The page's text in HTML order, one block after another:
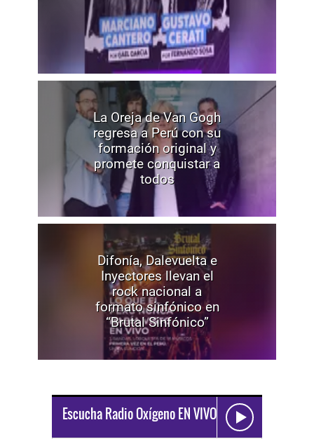
La Oreja de Van Gogh
regresa a Perú con su
formación original y
promete conquistar a
todos
Difonía, Dalevuelta e
Inyectores llevan el
rock nacional a
formato sinfónico en
“Brutal Sinfónico”
Escucha Radio Oxígeno EN VIVO